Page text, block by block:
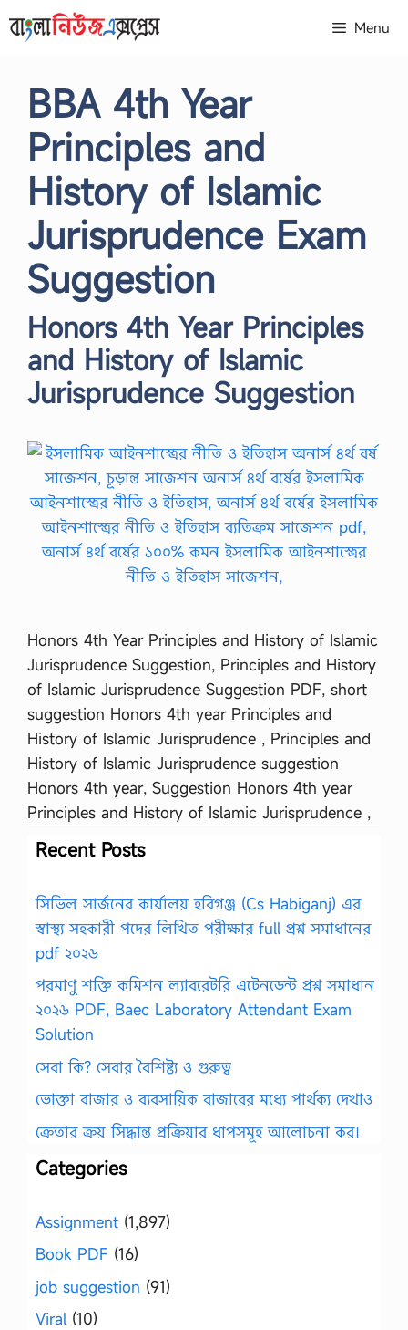
to
Menu
BBA 4th Year
Principles and
History of Islamic
Jurisprudence Exam
Suggestion
Honors 4th Year Principles
and History of Islamic
Jurisprudence Suggestion
Honors 4th Year Principles and History of Islamic
Jurisprudence Suggestion, Principles and History
of Islamic Jurisprudence Suggestion PDF, short
suggestion Honors 4th year Principles and
History of Islamic Jurisprudence , Principles and
History of Islamic Jurisprudence suggestion
Honors 4th year, Suggestion Honors 4th year
Principles and History of Islamic Jurisprudence ,
Recent Posts
সিভিল সার্জনের কার্যালয় হবিগঞ্জ (Cs Habiganj) এর
স্বাস্থ্য সহকারী পদের লিখিত পরীক্ষার full প্রশ্ন সমাধানের
pdf ২০২৬
পরমাণু শক্তি কমিশন ল্যাবরেটরি এটেনডেন্ট প্রশ্ন সমাধান
২০২৬ PDF, Baec Laboratory Attendant Exam
Solution
সেবা কি? সেবার বৈশিষ্ট্য ও গুরুত্ব
ভোক্তা বাজার ও ব্যবসায়িক বাজারের মধ্যে পার্থক্য দেখাও
ক্রেতার ক্রয় সিদ্ধান্ত প্রক্রিয়ার ধাপসমূহ আলোচনা কর।
Categories
Assignment (1,897)
Book PDF (16)
job suggestion (91)
Viral (10)